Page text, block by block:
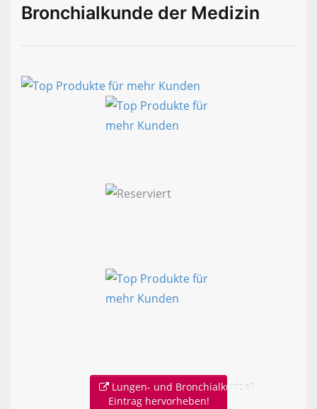
Bronchialkunde der Medizin
Lungen- und Bronchialkunde?
Eintrag hervorheben!